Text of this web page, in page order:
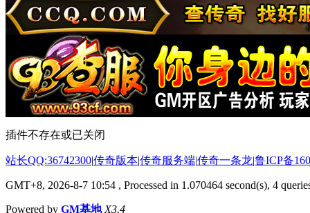
插件不存在或已关闭
站长QQ:36742300|传奇版本|传奇服务端|传奇一条龙|鲁ICP备
GMT+8, 2026-8-7 10:54 , Processed in 1.070464 second(s), 4
Powered by GM基地 X3.4